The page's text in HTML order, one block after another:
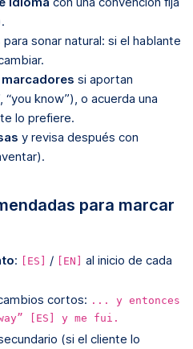
para sonar natural: si el hablante
si aportan
“you know”), o acuerda una
lo prefiere.
y revisa después con
para marcar
: [ES] / [EN]
al inicio de cada
cortos: ... y entonces
[ES] y me fui.
(si el cliente lo